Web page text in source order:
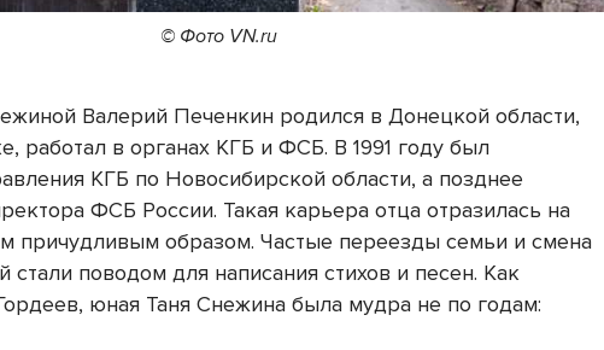
© Фото VN.ru
Валерий Печенкин родился в Донецкой области,
работал в органах КГБ и ФСБ. В 1991 году был
КГБ по Новосибирской области, а позднее
ФСБ России. Такая карьера отца отразилась на
причудливым образом. Частые переезды семьи и смена
поводом для написания стихов и песен. Как
юная Таня Снежина была мудра не по годам: